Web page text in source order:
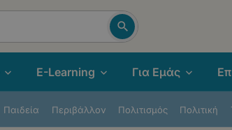
Αναζήτηση
Παιδεία Περιβάλλον Πολιτισμός Πολιτική
E-Learning Για Εμάς